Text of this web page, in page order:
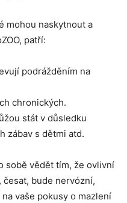
mohou naskytnout a
patří:
podrážděním na
chronických.
stát v důsledku
zábav s dětmi atd.
sobě vědět tím, že ovlivní
bude nervózní,
vaše pokusy o mazlení